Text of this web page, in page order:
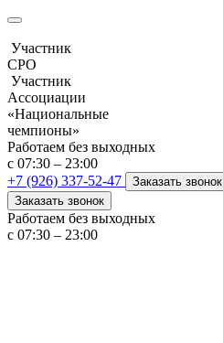
Участник
СРО
Участник
Ассоциации
«Национальные
чемпионы»
Работаем без выходных
с 07:30 – 23:00
+7 (926) 337-52-47
Заказать звонок
Заказать звонок
Работаем без выходных
с 07:30 – 23:00